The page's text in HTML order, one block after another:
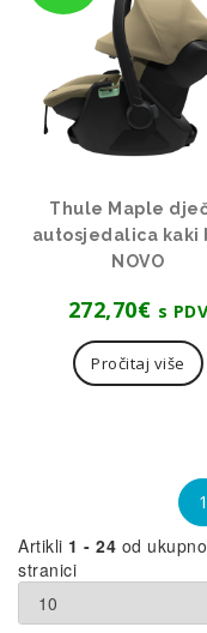
Thule Maple
autosjedalica kaki
NOVO
272,70€ s
Pročitaj više
1
Artikli 1 - 24 od ukupno
stranici